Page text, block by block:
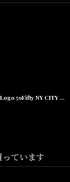
× New Era LF Logo 59Fifty NY CITY FLAG Cap ニューエラ ロゴ キャップ 帽子
ています